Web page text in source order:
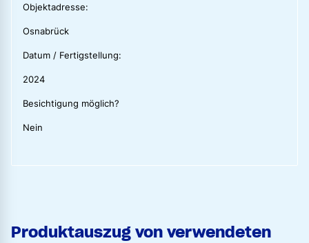
Objektadresse:
Osnabrück
Datum / Fertigstellung:
2024
Besichtigung möglich?
Nein
Produktauszug von verwendeten